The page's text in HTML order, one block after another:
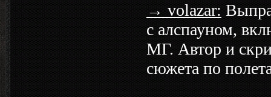
→ volazar:
с алспауном,
МГ. Автор и
сюжета по